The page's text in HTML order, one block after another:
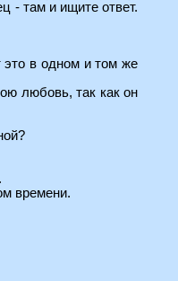
- там и ищите ответ.
это в одном и том же
любовь, так как он
времени.